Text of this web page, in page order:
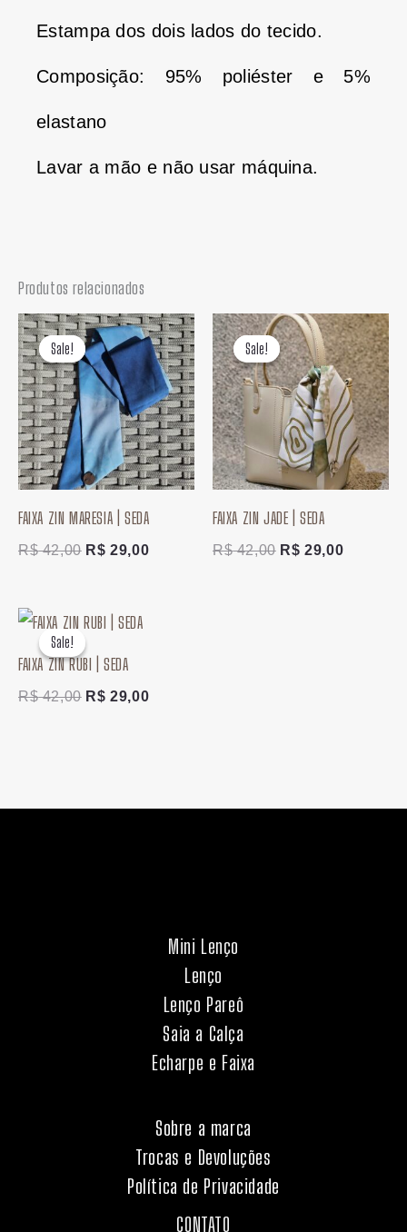
Estampa dos dois lados do tecido.
Composição: 95% poliéster e 5%
elastano
Lavar a mão e não usar máquina.
Produtos relacionados
Sale!
Sale!
FAIXA ZIN MARESIA | SEDA
R$42,00
O
preço
original
era:
R$ 42,00.
R$ 29,00
O
preço
atual
é:
R$ 29,00.
Sale!
Sale!
FAIXA ZIN JADE | SEDA
R$42,00
O
preço
original
era:
R$ 42,00.
R$ 29,00
O
preço
atual
é:
R$
Sale!
Sale!
FAIXA ZIN RUBI | SEDA
R$42,00
O
preço
original
era:
R$ 42,00.
R$ 29,00R$ 29,00.
Mini Lenço
Lenço
Lenço Pareô
Saia a Calça
Echarpe e Faixa
Sobre a marca
Trocas e Devoluções
Política de Privacidade
CONTATO